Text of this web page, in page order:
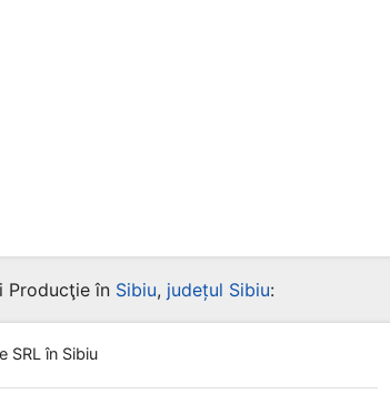
Producţie în Sibiu, județul Sibiu:
SRL în Sibiu